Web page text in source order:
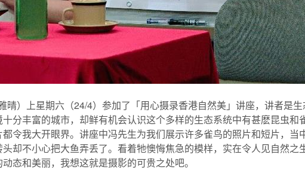
）上星期六（24/4）参加了「用心摄录香港自然美」讲座，讲者是
分丰富的城市，却鲜有机会认识这个多样的生态系统中有甚麽昆虫和
令我大开眼界。讲座中冯先生为我们展示许多雀鸟的照片和短片，当
却不小心把大鱼弄丢了。看着牠懊悔焦急的模样，实在令人见自然之
态和美丽，我想这就是摄影的可贵之处吧。